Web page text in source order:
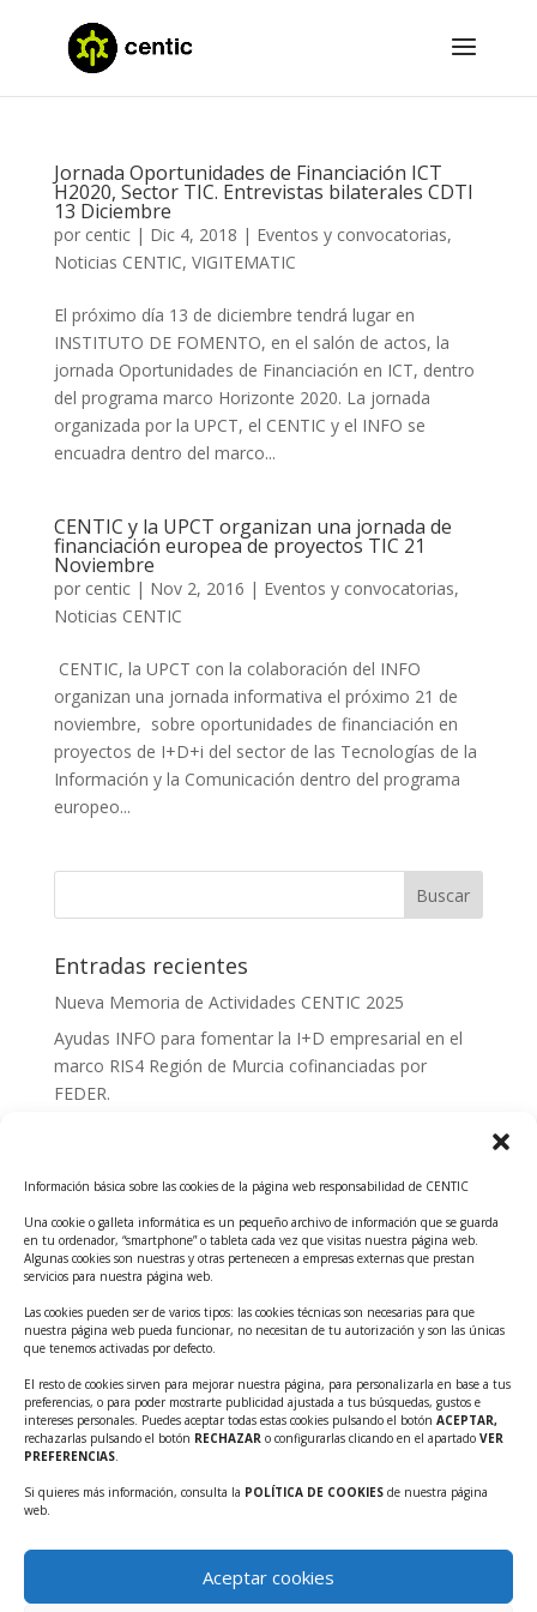
Información básica sobre las cookies de la página web responsabilidad de CENTIC
Una cookie o galleta informática es un pequeño archivo de información que se guarda
en tu ordenador, “smartphone” o tableta cada vez que visitas nuestra página web.
Algunas cookies son nuestras y otras pertenecen a empresas externas que prestan
servicios para nuestra página web.
Las cookies pueden ser de varios tipos: las cookies técnicas son necesarias para que
nuestra página web pueda funcionar, no necesitan de tu autorización y son las únicas
que tenemos activadas por defecto.
El resto de cookies sirven para mejorar nuestra página, para personalizarla en base a tus
preferencias, o para poder mostrarte publicidad ajustada a tus búsquedas, gustos e
intereses personales. Puedes aceptar todas estas cookies pulsando el botón ACEPTAR,
rechazarlas pulsando el botón RECHAZAR o configurarlas clicando en el apartado VER
PREFERENCIAS.
Si quieres más información, consulta la POLÍTICA DE COOKIES de nuestra página
web.
Aceptar cookies
Jornada Oportunidades de Financiación ICT
H2020, Sector TIC. Entrevistas bilaterales CDTI
13 Diciembre
por centic| Dic 4, 2018 | Eventos y convocatorias,
Noticias CENTIC, VIGITEMATIC
El próximo día 13 de diciembre tendrá lugar en
INSTITUTO DE FOMENTO, en el salón de actos, la
jornada Oportunidades de Financiación en ICT, dentro
del programa marco Horizonte 2020. La jornada
organizada por la UPCT, el CENTIC y el INFO se
encuadra dentro del marco...
CENTIC y la UPCT organizan una jornada de
financiación europea de proyectos TIC 21
Noviembre
por centic| Nov 2, 2016 | Eventos y convocatorias,
Noticias CENTIC
CENTIC, la UPCT con la colaboración del INFO
organizan una jornada informativa el próximo 21 de
noviembre, sobre oportunidades de financiación en
proyectos de I+D+i del sector de las Tecnologías de la
Información y la Comunicación dentro del programa
europeo...
Entradas recientes
Nueva Memoria de Actividades CENTIC 2025
Ayudas INFO para fomentar la I+D empresarial en el
marco RIS4 Región de Murcia cofinanciadas por
FEDER.
Tecnológicos 2ª ed.
Ayudas INFO para el apoyo a las empresas
innovadoras con potencial tecnológico y escalables
Convocatoria Cheque de Innovación. Ayudas INFO
para la contratación de servicios de Innovación y
Competitividad
Cheque Inversión del INFO. Ayudas para la
contratación de servicios de Innovación y
Competitividad para apoyar rondas de financiación.
Inscripciones abiertas!!
Ayudas INFO para la contratación de servicios de